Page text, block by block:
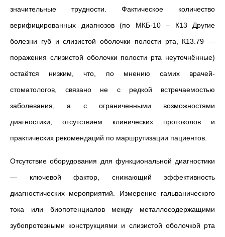
значительные трудности. Фактическое количество
верифицированных диагнозов (по МКБ-10 – К13 Другие
болезни губ и слизистой оболочки полости рта, К13.79 —
поражения слизистой оболочки полости рта неуточнённые)
остаётся низким, что, по мнению самих врачей-
стоматологов, связано не с редкой встречаемостью
заболевания, а с ограниченными возможностями
диагностики, отсутствием клинических протоколов и
практических рекомендаций по маршрутизации пациентов.
Отсутствие оборудования для функциональной диагностики
— ключевой фактор, снижающий эффективность
диагностических мероприятий. Измерение гальванического
тока или биопотенциалов между металлосодержащими
зубопротезными конструкциями и слизистой оболочкой рта